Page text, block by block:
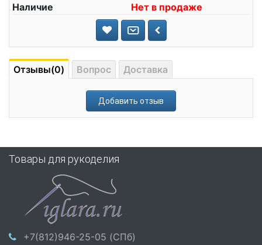
Наличие
Нет в продаже
Отзывы(0) Вопрос Доставка
Добавить отзыв
Товары для рукоделия
+7(812)946-25-05 (СПб)